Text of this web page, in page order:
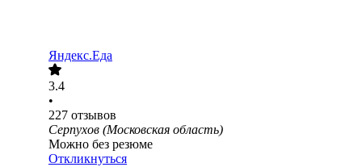
Яндекс.Еда
3.4
•
227 отзывов
Серпухов (Московская область)
Можно без резюме
Откликнуться